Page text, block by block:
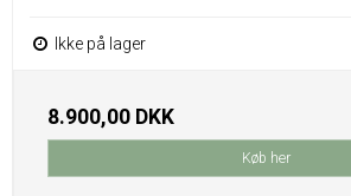
Ikke på lager
8.900,00 DKK
Køb her